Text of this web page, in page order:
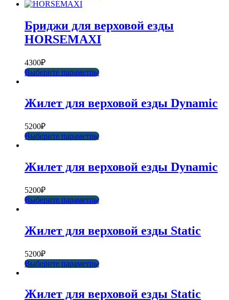
Бриджи для верховой езды
HORSEMAXI
4300₽
Выберите параметры
Жилет для верховой езды Dynamic
5200₽
Выберите параметры
Жилет для верховой езды Dynamic
5200₽
Выберите параметры
Жилет для верховой езды Static
5200₽
Выберите параметры
Жилет для верховой езды Static